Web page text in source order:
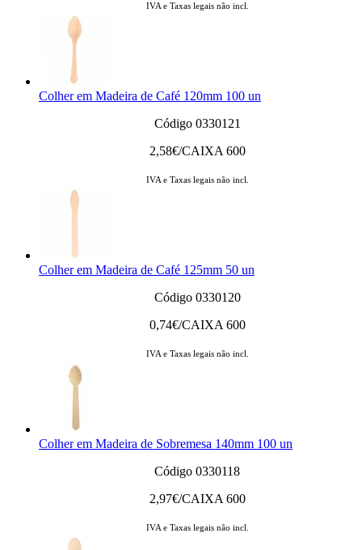
IVA e Taxas legais não incl.
Colher em Madeira de Café 120mm 100 un
Código 0330121
2,58€/CAIXA 600
IVA e Taxas legais não incl.
Colher em Madeira de Café 125mm 50 un
Código 0330120
0,74€/CAIXA 600
IVA e Taxas legais não incl.
Colher em Madeira de Sobremesa 140mm 100 un
Código 0330118
2,97€/CAIXA 600
IVA e Taxas legais não incl.